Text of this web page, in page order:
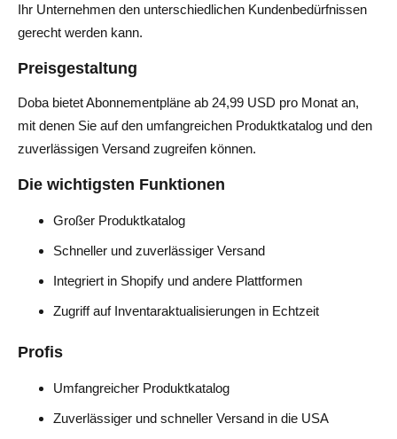
Ihr Unternehmen den unterschiedlichen Kundenbedürfnissen
gerecht werden kann.
Preisgestaltung
Doba bietet Abonnementpläne ab 24,99 USD pro Monat an,
mit denen Sie auf den umfangreichen Produktkatalog und den
zuverlässigen Versand zugreifen können.
Die wichtigsten Funktionen
Großer Produktkatalog
Schneller und zuverlässiger Versand
Integriert in Shopify und andere Plattformen
Zugriff auf Inventaraktualisierungen in Echtzeit
Profis
Umfangreicher Produktkatalog
Zuverlässiger und schneller Versand in die USA